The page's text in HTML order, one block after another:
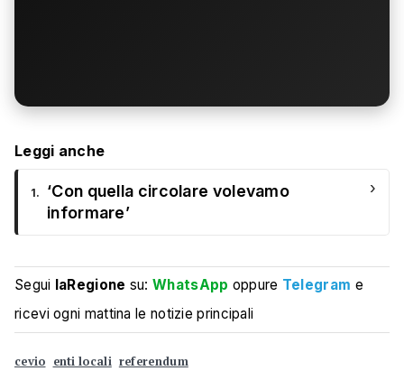
Leggi anche
1.
‘Con quella circolare volevamo
informare’
›
Segui laRegione su:WhatsApp oppure Telegram e
ricevi ogni mattina le notizie principali
cevio enti locali referendum